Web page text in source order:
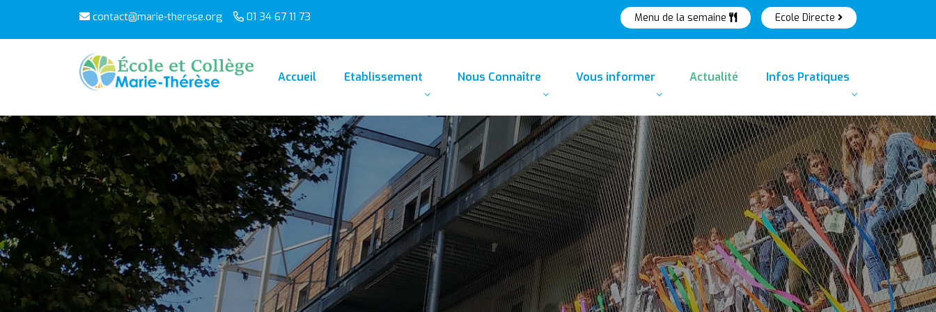
contact@marie-therese.org 01 34 67 11 73 Menu de la semaine Ecole Directe
Accueil Etablissement Nous Connaître Vous informer Actualité Infos Pratiques